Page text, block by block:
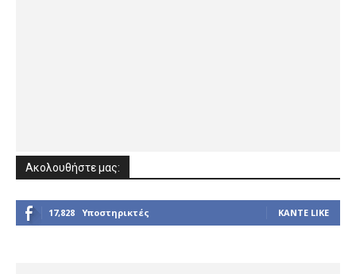
Ακολουθήστε μας:
17,828 Υποστηρικτές ΚΆΝΤΕ LIKE